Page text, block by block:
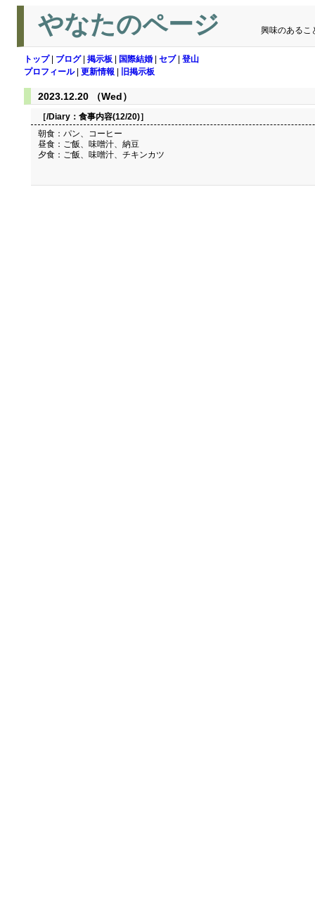
やなたのページ 興味のあるこ
トップ| ブログ| 掲示板 国際結婚 セブ| 登山
プロフィール| 更新情報 旧掲示板
2023.12.20 （Wed）
［/Diary： 食事内容(12/20)］
朝食：パン、コーヒー
昼食：ご飯、味噌汁、納豆
夕食：ご飯、味噌汁、チキンカツ